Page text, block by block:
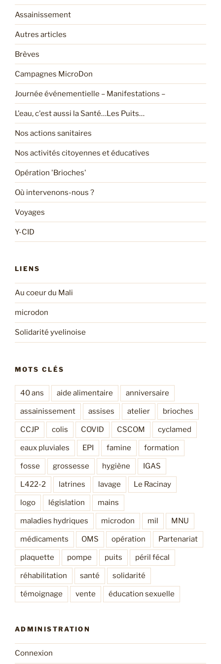
Assainissement
Autres articles
Brèves
Campagnes MicroDon
Journée événementielle – Manifestations –
L'eau, c'est aussi la Santé…Les Puits…
Nos actions sanitaires
Nos activités citoyennes et éducatives
Opération 'Brioches'
Où intervenons-nous ?
Voyages
Y-CID
LIENS
Au coeur du Mali
microdon
Solidarité yvelinoise
MOTS CLÉS
40 ans aide alimentaire anniversaire
assainissement assises atelier brioches
CCJP colis COVID CSCOM cyclamed
eaux pluviales EPI famine formation
fosse grossesse hygiène IGAS
L422-2 latrines lavage Le Racinay
logo législation mains
maladies hydriques microdon mil MNU
médicaments OMS opération Partenariat
plaquette pompe puits péril fécal
réhabilitation santé solidarité
témoignage vente éducation sexuelle
ADMINISTRATION
Connexion